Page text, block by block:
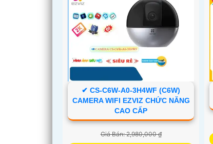
✔ CS-C6W-A0-3H4WF (C6W)
CAMERA WIFI EZVIZ CHỨC NĂNG
CAO CẤP
Giá Bán: 2,980,000 ₫